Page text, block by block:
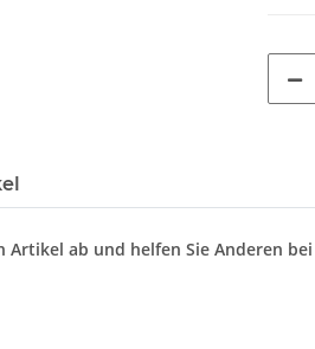
Artikel ab und helfen Sie Anderen